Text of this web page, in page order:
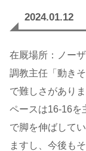
2024.01.12
在厩場所：ノー
調教主任「動き
で難しさがあり
ペースは16-16を
で脚を伸ばして
ますし、今後も